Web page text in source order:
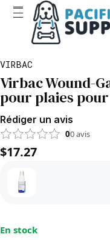
VIRBAC
Virbac Wound-
pour plaies
Rédiger un avis
00avis
$17.27
En stock